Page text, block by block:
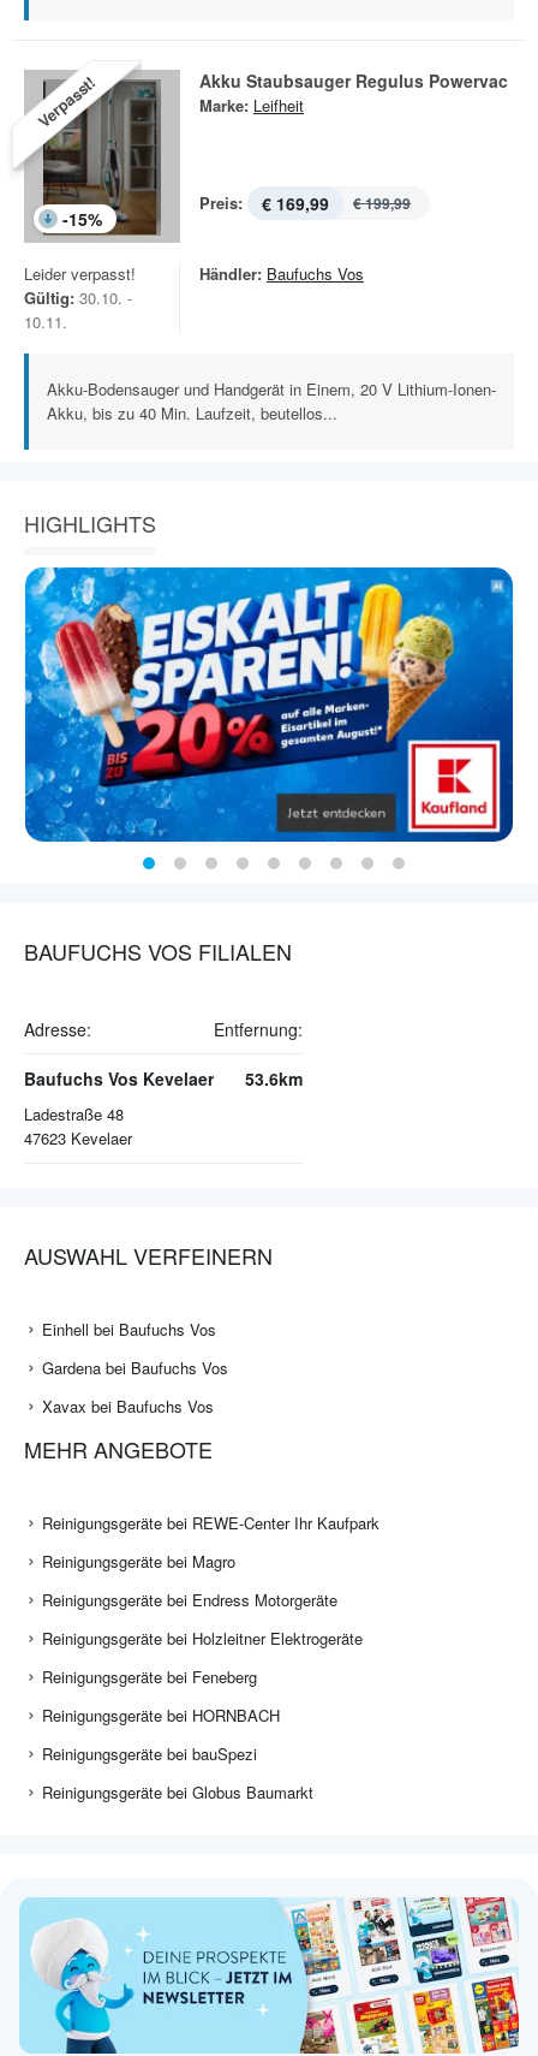
Verpasst!
-15%
Akku Staubsauger Regulus Powervac
Marke: Leifheit
Preis: € 169,99 € 199,99
Leider verpasst!
Gültig: 30.10. -
10.11.
Händler: Baufuchs Vos
Akku-Bodensauger und Handgerät in Einem, 20 V Lithium-Ionen-
Akku, bis zu 40 Min. Laufzeit, beutellos...
HIGHLIGHTS
BAUFUCHS VOS FILIALEN
Adresse: Entfernung:
Baufuchs Vos Kevelaer
Ladestraße 48
47623 Kevelaer
53.6km
AUSWAHL VERFEINERN
Einhell bei Baufuchs Vos
Gardena bei Baufuchs Vos
Xavax bei Baufuchs Vos
MEHR ANGEBOTE
Reinigungsgeräte bei REWE-Center Ihr Kaufpark
Reinigungsgeräte bei Magro
Reinigungsgeräte bei Endress Motorgeräte
Reinigungsgeräte bei Holzleitner Elektrogeräte
Reinigungsgeräte bei Feneberg
Reinigungsgeräte bei HORNBACH
Reinigungsgeräte bei bauSpezi
Reinigungsgeräte bei Globus Baumarkt